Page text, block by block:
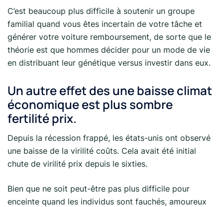
C’est beaucoup plus difficile à soutenir un groupe
familial quand vous êtes incertain de votre tâche et
générer votre voiture remboursement, de sorte que le
théorie est que hommes décider pour un mode de vie
en distribuant leur génétique versus investir dans eux.
Un autre effet des une baisse climat
économique est plus sombre
fertilité prix.
Depuis la récession frappé, les états-unis ont observé
une baisse de la virilité coûts. Cela avait été initial
chute de virilité prix depuis le sixties.
Bien que ne soit peut-être pas plus difficile pour
enceinte quand les individus sont fauchés, amoureux